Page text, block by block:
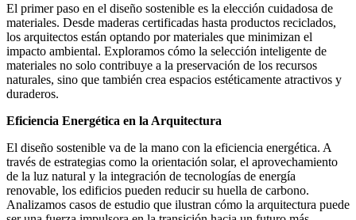
El primer paso en el diseño sostenible es la elección cuidadosa de
materiales. Desde maderas certificadas hasta productos reciclados,
los arquitectos están optando por materiales que minimizan el
impacto ambiental. Exploramos cómo la selección inteligente de
materiales no solo contribuye a la preservación de los recursos
naturales, sino que también crea espacios estéticamente atractivos y
duraderos.
Eficiencia Energética en la Arquitectura
El diseño sostenible va de la mano con la eficiencia energética. A
través de estrategias como la orientación solar, el aprovechamiento
de la luz natural y la integración de tecnologías de energía
renovable, los edificios pueden reducir su huella de carbono.
Analizamos casos de estudio que ilustran cómo la arquitectura puede